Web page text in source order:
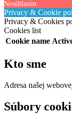
Nesúhlasím
Privacy & Cookie
Privacy & Cookies
Cookies list
Cookie name
Kto sme
Adresa našej
Súbory